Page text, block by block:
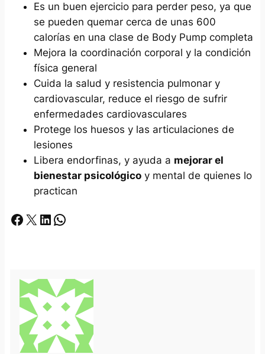
Es un buen ejercicio para perder peso, ya que
se pueden quemar cerca de unas 600
calorías en una clase de Body Pump completa
Mejora la coordinación corporal y la condición
física general
Cuida la salud y resistencia pulmonar y
cardiovascular, reduce el riesgo de sufrir
enfermedades cardiovasculares
Protege los huesos y las articulaciones de
lesiones
Libera endorfinas, y ayuda a mejorar el
bienestar psicológicoy mental de quienes lo
practican
Facebook X LinkedIn Whatsapp